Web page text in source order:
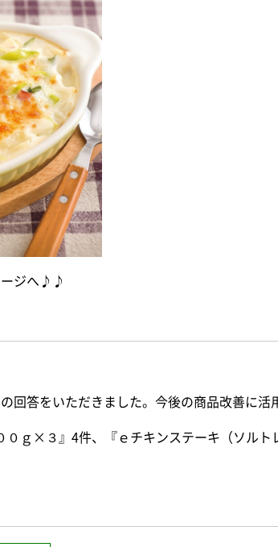
ージへ♪♪
回答をいただきました。今後の商品改善に活
０ｇ×３』4件、『ｅチキンステーキ（ソルト